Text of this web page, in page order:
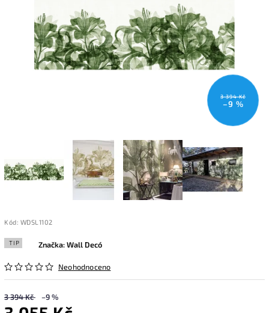
3 394 Kč
–9 %
Kód: WDSL1102
TIP
Neohodnoceno
Značka:Wall Decó
3 394 Kč –9 %